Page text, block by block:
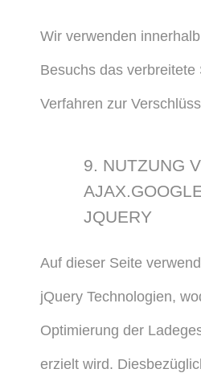
Wir verwenden
Besuchs das verbreitete
Verfahren zur
9. NUTZUNG
JQUERY
Auf dieser Seite
jQuery Technologien,
Optimierung der
erzielt wird.